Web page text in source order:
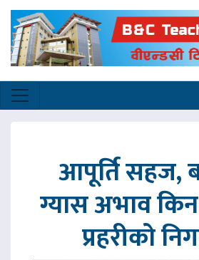
आपूर्ति सहज,
ग्यास अभाव
प्रहरीको